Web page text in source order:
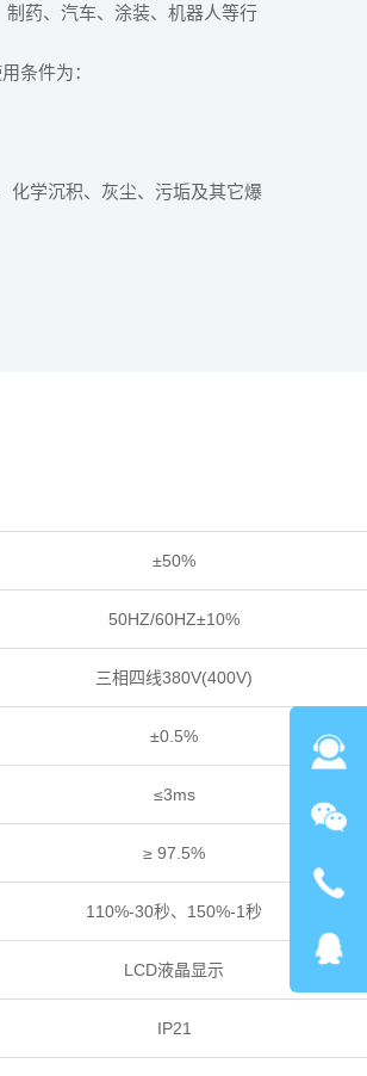
药、汽车、涂装、机器人等行
条件为：
化学沉积、灰尘、污垢及其它爆
±50%
50HZ/60HZ±10%
三相四线380V(400V)
±0.5%
≤3ms
≥ 97.5%
110%-30秒、150%-1秒
LCD液晶显示
IP21